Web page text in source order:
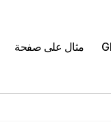
مثال على صفحة